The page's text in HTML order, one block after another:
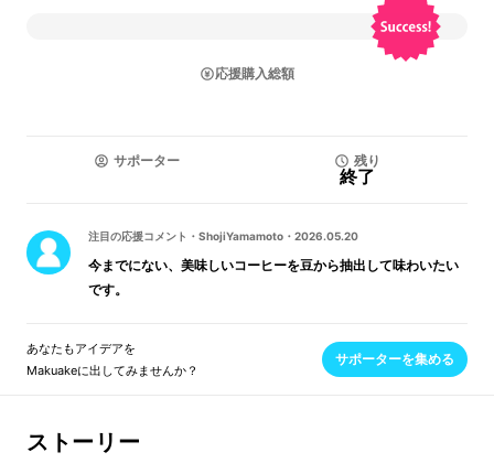
応援購入総額
サポーター 残り
終了
注目の応援コメント ・ ShojiYamamoto ・ 2026.05.20
今までにない、美味しいコーヒーを豆から抽出して味わいたい
です。
あなたもアイデアを
Makuakeに出してみませんか？
サポーターを集める
ストーリー